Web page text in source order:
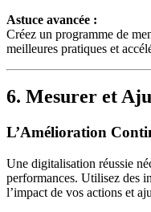
Astuce avancée :
Créez un programme de
meilleures pratiques et
6. Mesurer et
L’Amélioration
Une digitalisation réussie
performances. Utilisez des
l’impact de vos actions et